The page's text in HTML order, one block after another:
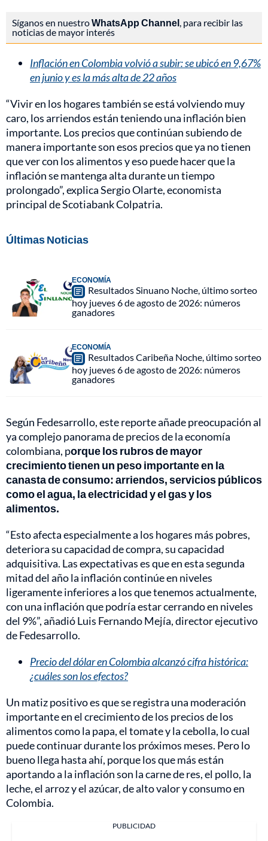
Síganos en nuestroWhatsApp Channel , para recibir las
noticias de mayor interés
Inflación en Colombia volvió a subir: se ubicó en 9,67%
en junio y es la más alta de 22 años
“Vivir en los hogares también se está volviendo muy
caro, los arriendos están teniendo una inflación bien
importante. Los precios que continúan subiendo de
manera importante son esos precios que ya no tienen
que ver con los alimentos y eso puede hacer que la
inflación se mantenga alta durante un tiempo
prolongado”, explica Sergio Olarte, economista
principal de Scotiabank Colpatria.
Últimas Noticias
ECONOMÍA
Resultados Sinuano Noche, último sorteo
hoy jueves 6 de agosto de 2026: números
ganadores
ECONOMÍA
Resultados Caribeña Noche, último sorteo
hoy jueves 6 de agosto de 2026: números
ganadores
Según Fedesarrollo, este reporte añade preocupación al
ya complejo panorama de precios de la economía
colombiana, porque los rubros de mayor
crecimiento tienen un peso importante en la
canasta de consumo: arriendos, servicios públicos
como el agua, la electricidad y el gas y los
alimentos.
“Esto afecta especialmente a los hogares más pobres,
deteriora su capacidad de compra, su capacidad
adquisitiva. Las expectativas es que en esta segunda
mitad del año la inflación continúe en niveles
ligeramente inferiores a los que tenemos actualmente,
con una inflación que podría estar cerrando en niveles
del 9%”, añadió Luis Fernando Mejía, director ejecutivo
de Fedesarrollo.
Precio del dólar en Colombia alcanzó cifra histórica:
¿cuáles son los efectos?
Un matiz positivo es que se registra una moderación
importante en el crecimiento de los precios de los
alimentos como la papa, el tomate y la cebolla, lo cual
puede continuar durante los próximos meses. Pero lo
bueno llega hasta ahí, porque los que más están
aportando a la inflación son la carne de res, el pollo, la
leche, el arroz y el azúcar, de alto valor y consumo en
Colombia.
PUBLICIDAD